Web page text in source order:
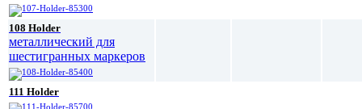
108 Holder
металлический для
шестигранных маркеров
111 Holder